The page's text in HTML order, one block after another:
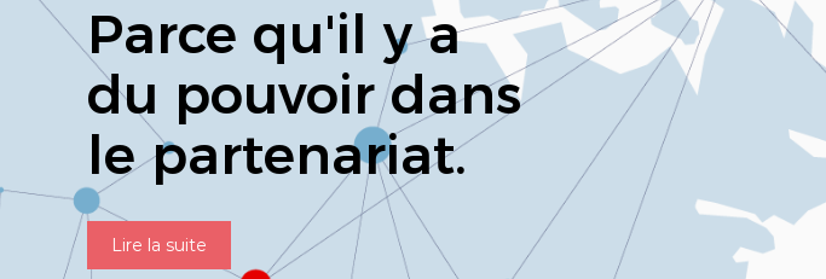
Apprenez auprès des leaders du secteur
Célébrez des partenariats
Rejoignez un conseil d’administration
Devenir partenaire
Nouveau rapport : Métiers d’art
Indice de vitalité des arts
Culture Track: Canada
Médias et plaidoyer
Parce qu'il y a
du pouvoir dans
le partenariat.
Lire la suite